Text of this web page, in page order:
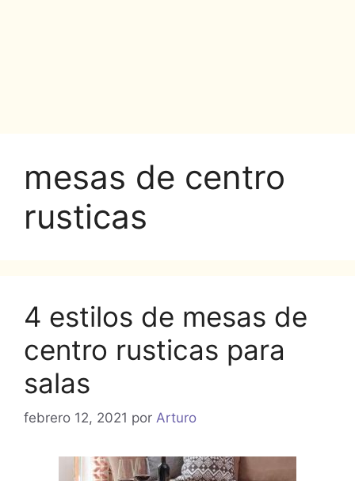
mesas de centro
rusticas
4 estilos de mesas de
centro rusticas para
salas
febrero 12, 2021 por Arturo